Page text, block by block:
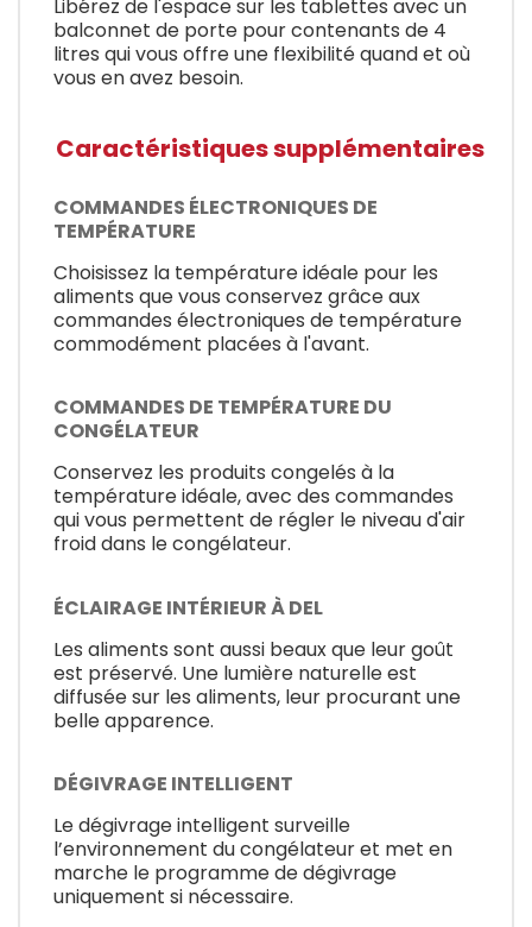
Libérez de l'espace sur les tablettes avec un
balconnet de porte pour contenants de 4
litres qui vous offre une flexibilité quand et où
vous en avez besoin.
Caractéristiques supplémentaires
COMMANDES ÉLECTRONIQUES DE
TEMPÉRATURE
Choisissez la température idéale pour les
aliments que vous conservez grâce aux
commandes électroniques de température
commodément placées à l'avant.
COMMANDES DE TEMPÉRATURE DU
CONGÉLATEUR
Conservez les produits congelés à la
température idéale, avec des commandes
qui vous permettent de régler le niveau d'air
froid dans le congélateur.
ÉCLAIRAGE INTÉRIEUR À DEL
Les aliments sont aussi beaux que leur goût
est préservé. Une lumière naturelle est
diffusée sur les aliments, leur procurant une
belle apparence.
DÉGIVRAGE INTELLIGENT
Le dégivrage intelligent surveille
l’environnement du congélateur et met en
marche le programme de dégivrage
uniquement si nécessaire.